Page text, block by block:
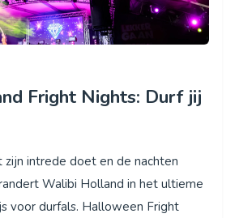
Fright Nights: Durf jij
intrede doet en de nachten
Walibi Holland in het ultieme
voor durfals. Halloween Fright